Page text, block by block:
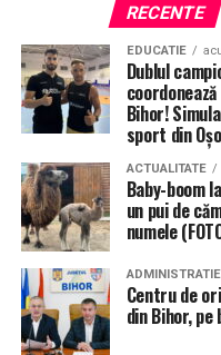
RECENTE
EDUCATIE
Dublul
Bihor!
sport din
ACTUALITATE
Baby-boom
un pui de
numele
ADMINISTRATIE
Centru de
din Bihor,